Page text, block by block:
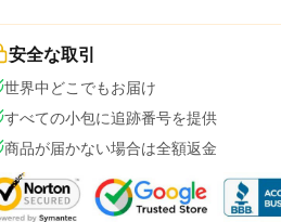
安全な取引
世界中どこでもお届け
すべての小包に追跡番号を提供
商品が届かない場合は全額返金